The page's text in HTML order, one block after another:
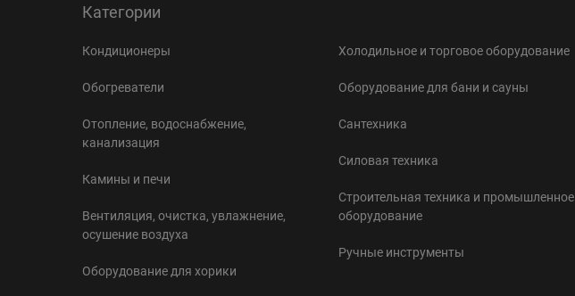
Категории
Кондиционеры
Обогреватели
Отопление, водоснабжение,
канализация
Камины и печи
Вентиляция, очистка, увлажнение,
осушение воздуха
Оборудование для хорики
Холодильное и торговое оборудование
Оборудование для бани и сауны
Сантехника
Силовая техника
Строительная техника и промышленное
оборудование
Ручные инструменты